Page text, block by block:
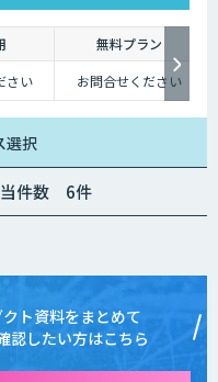
無料プラン
さい お問合せください
選択
当件数 6件
ト資料をまとめて
認したい方はこちら